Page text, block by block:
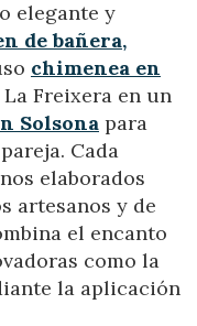
elegante y
de bañera,
chimenea en
Freixera en un
Solsona para
Cada
elaborados
artesanos y de
el encanto
como la
la aplicación
de la
la posibilidad
si así lo desea,
duro, aunque
podrá ocasionar
web.
del
sitio web. La
de cookies se
la web para la
de los usuarios con
del análisis de los
servicio. Permiten
del usuario para